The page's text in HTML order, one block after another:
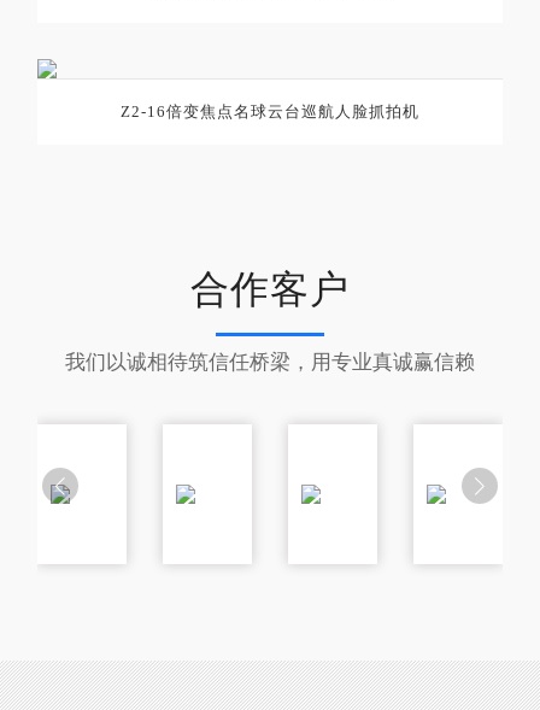
Z2-16倍变焦点名球云台巡航人脸抓拍机
合作客户
我们以诚相待筑信任桥梁，用专业真诚赢信赖